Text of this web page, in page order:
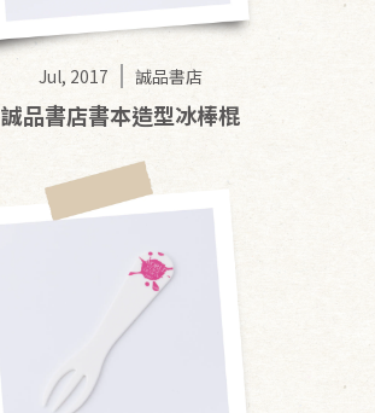
Jul, 2017 誠品書店
誠品書店書本造型冰棒棍